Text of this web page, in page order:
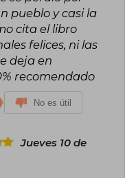
pueblo y casi la
cita el libro
felices, ni las
deja en
recomendado
No es útil
Jueves 10 de